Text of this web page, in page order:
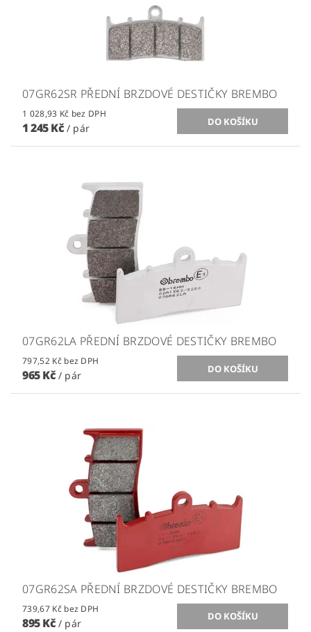
07GR62SR PŘEDNÍ BRZDOVÉ DESTIČKY BREMBO
1 028,93 Kč bez DPH
1 245 Kč / pár
07GR62LA PŘEDNÍ BRZDOVÉ DESTIČKY BREMBO
797,52 Kč bez DPH
965 Kč / pár
07GR62SA PŘEDNÍ BRZDOVÉ DESTIČKY BREMBO
739,67 Kč bez DPH
895 Kč / pár